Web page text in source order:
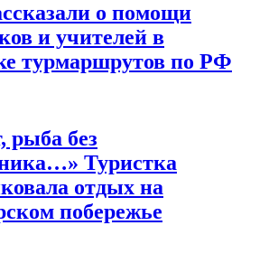
о помощи
и учителей в
турмаршрутов по РФ
рыба без
Туристка
отдых на
побережье